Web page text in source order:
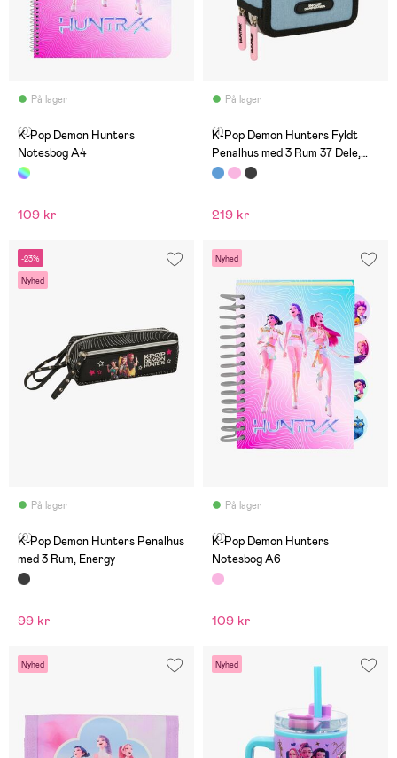
På lager
(0)
K-Pop Demon Hunters
Notesbog A4
109 kr
På lager
(1)
K-Pop Demon Hunters Fyldt
Penalhus med 3 Rum 37 Dele,
Huntr/X
219 kr
-23%
Nyhed
På lager
(0)
K-Pop Demon Hunters Penalhus
med 3 Rum, Energy
99 kr
Nyhed
På lager
(0)
K-Pop Demon Hunters
Notesbog A6
109 kr
Nyhed Nyhed